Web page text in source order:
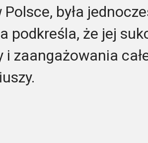
Polsce, była
podkreśla, że jej
i zaangażowania